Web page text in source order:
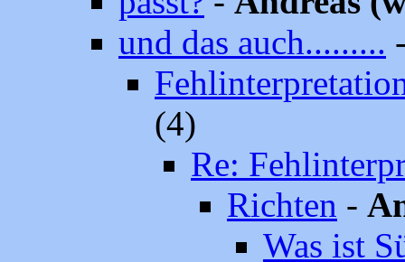
und das auch.........
(4)
Re:
Richten -
Was ist